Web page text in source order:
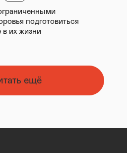
подготовиться
в их жизни
ещё